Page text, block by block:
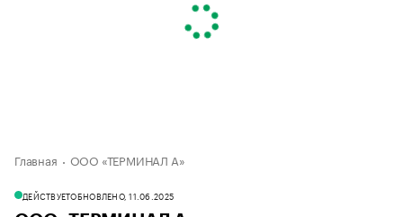
Главная ООО «ТЕРМИНАЛ А»
ДЕЙСТВУЕТОБНОВЛЕНО, 11.06.2025